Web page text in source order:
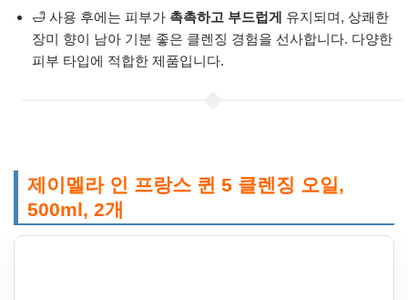
🛁 사용 후에는 피부가 촉촉하고 부드럽게 유지되며, 상쾌한
장미 향이 남아 기분 좋은 클렌징 경험을 선사합니다. 다양한
피부 타입에 적합한 제품입니다.
제이멜라 인 프랑스 퀸 5 클렌징 오일,
500ml, 2개